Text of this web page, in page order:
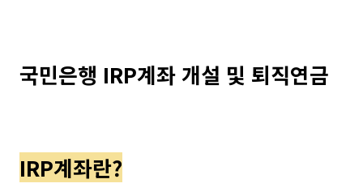
국민은행 IRP계좌 개설 및 퇴직연금
IRP계좌란?